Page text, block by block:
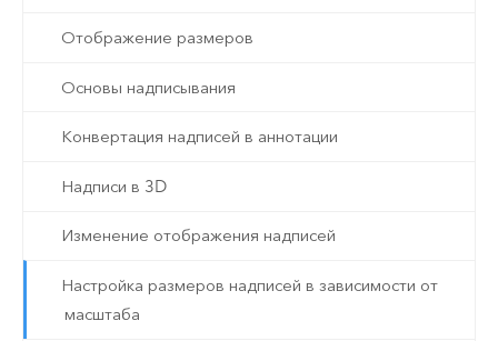
Отображение размеров
Основы надписывания
Конвертация надписей в аннотации
Надписи в 3D
Изменение отображения надписей
Настройка размеров надписей в зависимости от
масштаба